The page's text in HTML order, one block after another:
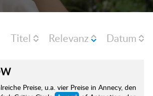
Titel Relevanz Datum
Preise, u.a. vier Preise in Annecy, den